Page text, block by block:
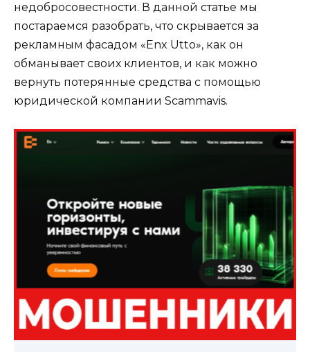
недобросовестности. В данной статье мы
постараемся разобрать, что скрывается за
рекламным фасадом «Enx Utto», как он
обманывает своих клиентов, и как можно
вернуть потерянные средства с помощью
юридической компании Scammavis.